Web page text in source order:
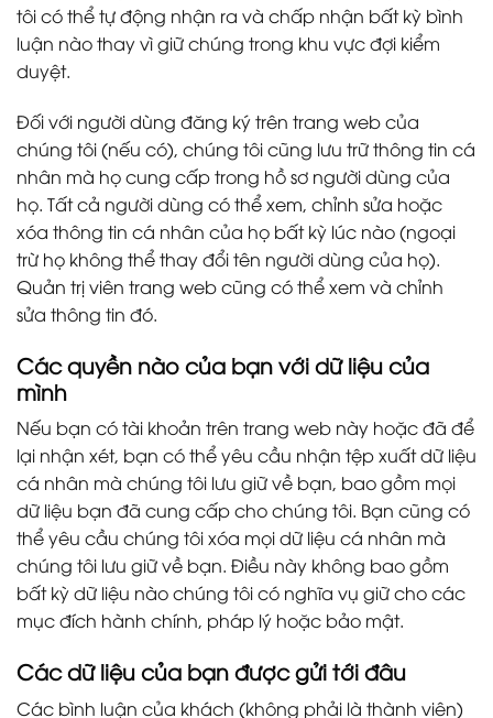
tôi có thể tự động nhận ra và chấp nhận bất kỳ bình
luận nào thay vì giữ chúng trong khu vực đợi kiểm
duyệt.
Đối với người dùng đăng ký trên trang web của
chúng tôi (nếu có), chúng tôi cũng lưu trữ thông tin cá
nhân mà họ cung cấp trong hồ sơ người dùng của
họ. Tất cả người dùng có thể xem, chỉnh sửa hoặc
xóa thông tin cá nhân của họ bất kỳ lúc nào (ngoại
trừ họ không thể thay đổi tên người dùng của họ).
Quản trị viên trang web cũng có thể xem và chỉnh
sửa thông tin đó.
Các quyền nào của bạn với dữ liệu của
mình
Nếu bạn có tài khoản trên trang web này hoặc đã để
lại nhận xét, bạn có thể yêu cầu nhận tệp xuất dữ liệu
cá nhân mà chúng tôi lưu giữ về bạn, bao gồm mọi
dữ liệu bạn đã cung cấp cho chúng tôi. Bạn cũng có
thể yêu cầu chúng tôi xóa mọi dữ liệu cá nhân mà
chúng tôi lưu giữ về bạn. Điều này không bao gồm
bất kỳ dữ liệu nào chúng tôi có nghĩa vụ giữ cho các
mục đích hành chính, pháp lý hoặc bảo mật.
Các dữ liệu của bạn được gửi tới đâu
Các bình luận của khách (không phải là thành viên)